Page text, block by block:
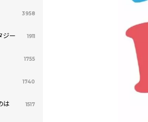
3958
ジー 1911
1755
1740
は 1517